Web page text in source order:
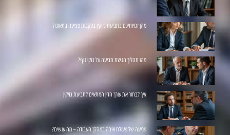
מהן זכויותיכם בתביעת נזיקין בעקבות פציעה בתאונה
מהו תהליך הגשת תביעה על נזקי גוף?
איך לבחור את עורך הדין המתאים לתביעת נזיקין
פגיעה של פעולת איבה במהלך העבודה – מה עושים?